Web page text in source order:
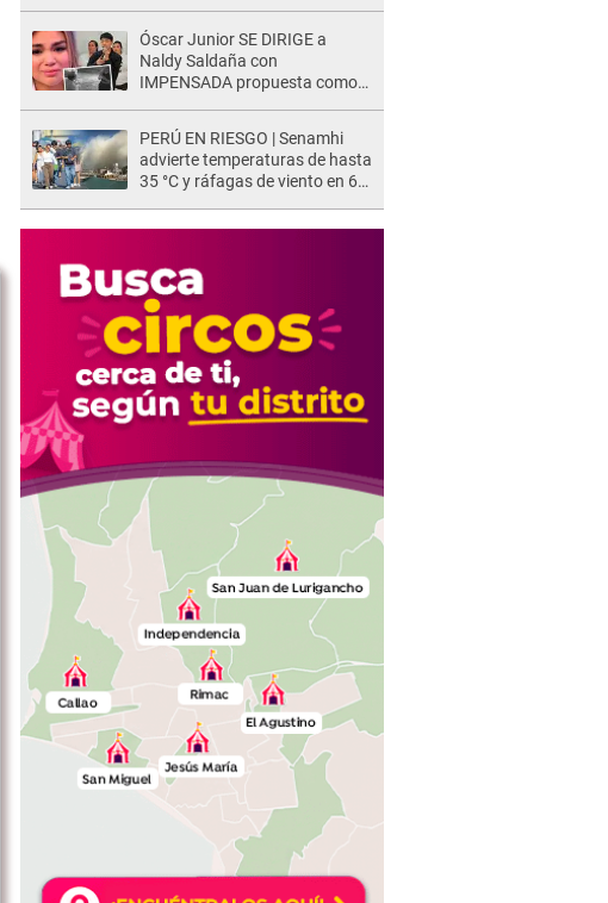
Óscar Junior SE DIRIGE a
Naldy Saldaña con
IMPENSADA propuesta como
denuncia: "Otro tipo de ley..."
PERÚ EN RIESGO | Senamhi
advierte temperaturas de hasta
35 °C y ráfagas de viento en 6